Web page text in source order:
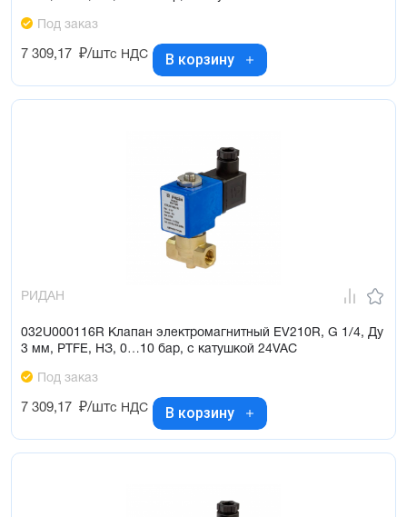
Под заказ
7 309,17 ₽/штс НДС В корзину
РИДАН
032U000116R Клапан электромагнитный EV210R, G 1/4, Ду
3 мм, PTFE, НЗ, 0…10 бар, с катушкой 24VAC
Под заказ
7 309,17 ₽/штс НДС В корзину